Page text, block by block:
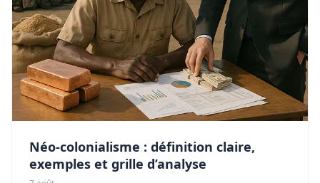
Néo-colonialisme : définition claire,
exemples et grille d’analyse